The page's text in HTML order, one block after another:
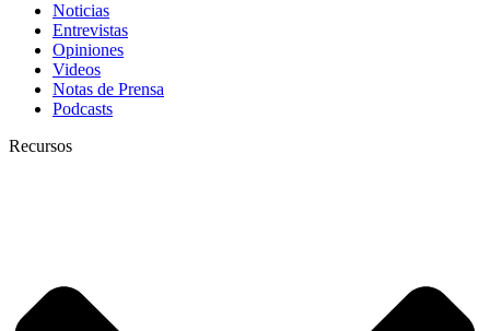
Noticias
Entrevistas
Opiniones
Videos
Notas de Prensa
Podcasts
Recursos